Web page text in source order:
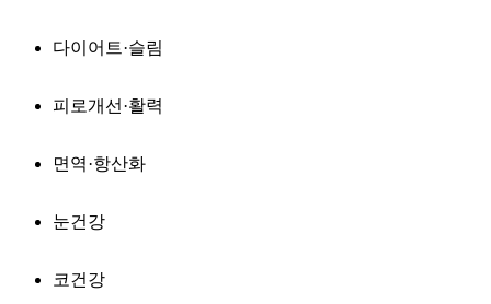
다이어트·슬림
피로개선·활력
면역·항산화
눈건강
코건강